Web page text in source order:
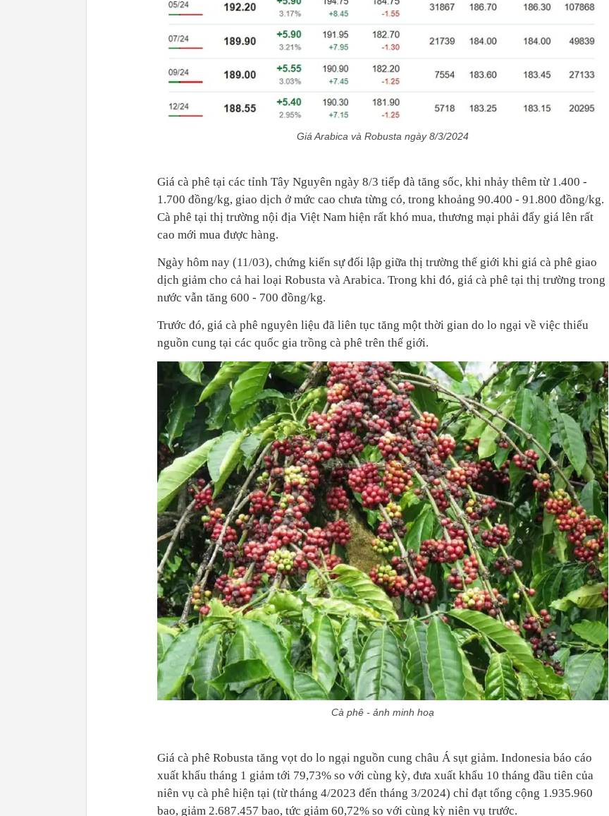
Giá Arabica và Robusta ngày 8/3/2024
Giá cà phê tại các tỉnh Tây Nguyên ngày 8/3 tiếp đà tăng sốc, khi nhảy thêm từ 1.400 -
1.700 đồng/kg, giao dịch ở mức cao chưa từng có, trong khoảng 90.400 - 91.800 đồng/kg.
Cà phê tại thị trường nội địa Việt Nam hiện rất khó mua, thương mại phải đẩy giá lên rất
cao mới mua được hàng.
Ngày hôm nay (11/03), chứng kiến sự đối lập giữa thị trường thế giới khi giá cà phê giao
dịch giảm cho cả hai loại Robusta và Arabica. Trong khi đó, giá cà phê tại thị trường trong
nước vẫn tăng 600 - 700 đồng/kg.
Trước đó, giá cà phê nguyên liệu đã liên tục tăng một thời gian do lo ngại về việc thiếu
nguồn cung tại các quốc gia trồng cà phê trên thế giới.
Cà phê - ảnh minh hoạ
Giá cà phê Robusta tăng vọt do lo ngại nguồn cung châu Á sụt giảm. Indonesia báo cáo
xuất khẩu tháng 1 giảm tới 79,73% so với cùng kỳ, đưa xuất khẩu 10 tháng đầu tiên của
niên vụ cà phê hiện tại (từ tháng 4/2023 đến tháng 3/2024) chỉ đạt tổng cộng 1.935.960
bao, giảm 2.687.457 bao, tức giảm 60,72% so với cùng kỳ niên vụ trước.